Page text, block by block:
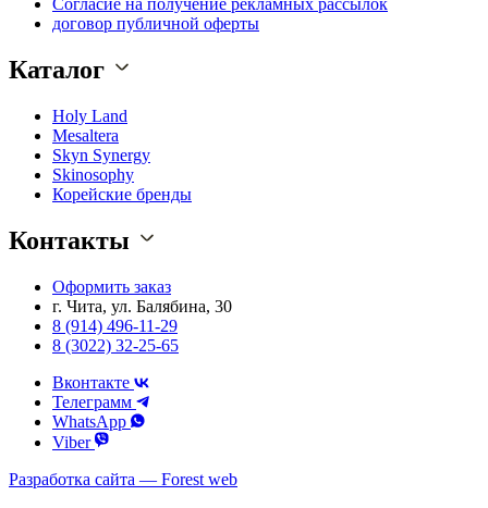
Согласие на получение рекламных рассылок
договор публичной оферты
Каталог
Holy Land
Mesaltera
Skyn Synergy
Skinosophy
Корейские бренды
Контакты
Оформить заказ
г. Чита, ул. Балябина, 30
8 (914) 496-11-29
8 (3022) 32-25-65
Вконтакте
Телеграмм
WhatsApp
Viber
Разработка сайта — Forest web